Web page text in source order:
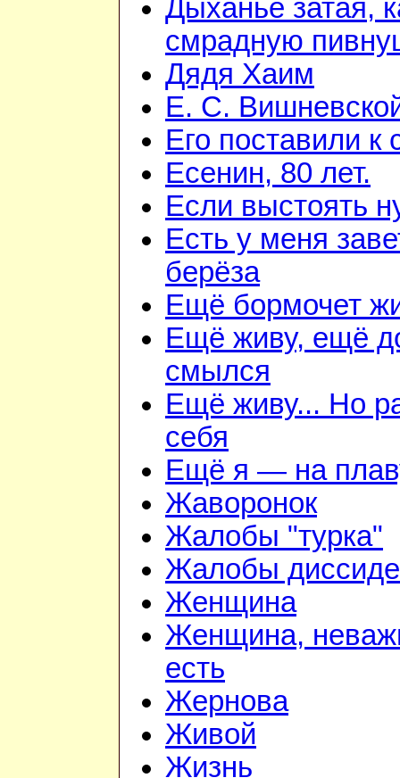
Дыханье затая,
смрадную
Дядя Хаим
Е. С.
Его поставили к
Есенин, 80 лет.
Если выстоять
Есть у меня
берёза
Ещё бормочет
Ещё живу, ещё
смылся
Ещё живу... Но
себя
Ещё я — на
Жаворонок
Жалобы "турка"
Жалобы
Женщина
Женщина,
есть
Жернова
Живой
Жизнь